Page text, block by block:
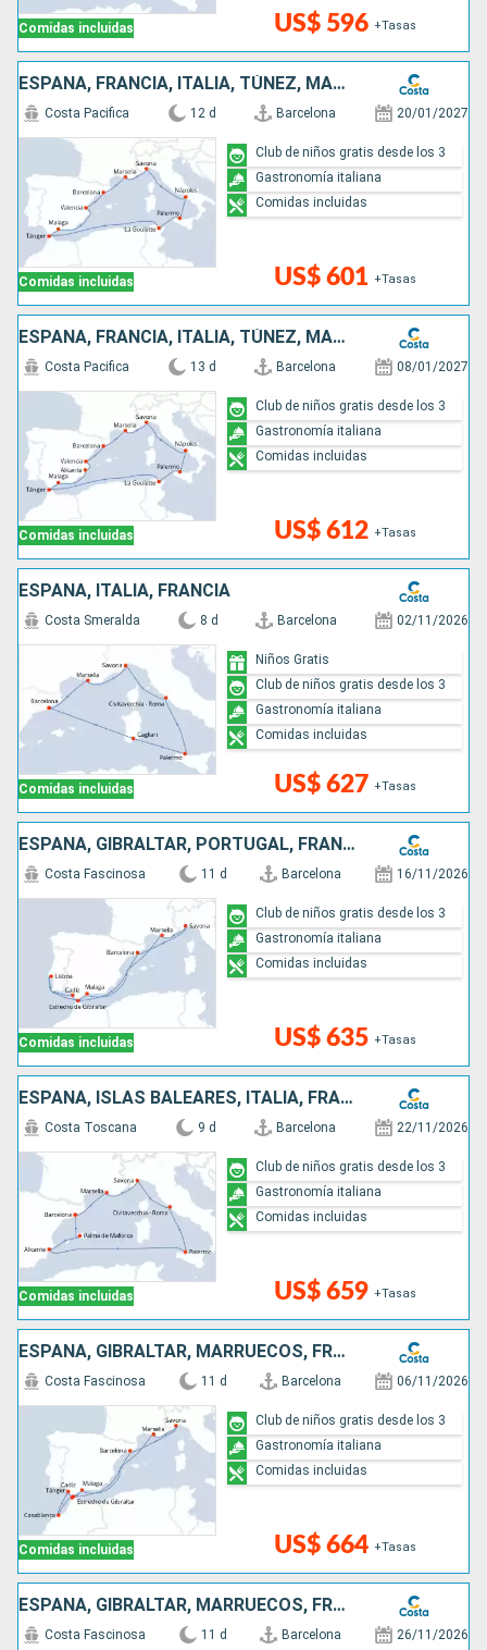
Comidas incluidas US$ 596 +Tasas
ESPAÑA, FRANCIA, ITALIA, TÚNEZ, MARRUECOS
Comidas incluidas
Costa Pacifica 12 d Barcelona 20/01/2027
US$ 601 +Tasas
Club de niños gratis desde los 3
Gastronomía italiana
Comidas incluidas
ESPAÑA, FRANCIA, ITALIA, TÚNEZ, MARRUECOS
Comidas incluidas
Costa Pacifica 13 d Barcelona 08/01/2027
US$ 612 +Tasas
Club de niños gratis desde los 3
Gastronomía italiana
Comidas incluidas
ESPAÑA, ITALIA, FRANCIA
Comidas incluidas
Costa Smeralda 8 d Barcelona 02/11/2026
US$ 627 +Tasas
Niños Gratis
Club de niños gratis desde los 3
Gastronomía italiana
Comidas incluidas
ESPAÑA, GIBRALTAR, PORTUGAL, FRANCIA, ITALIA
Comidas incluidas
Costa Fascinosa 11 d Barcelona 16/11/2026
US$ 635 +Tasas
Club de niños gratis desde los 3
Gastronomía italiana
Comidas incluidas
ESPAÑA, ISLAS BALEARES, ITALIA, FRANCIA
Comidas incluidas
Costa Toscana 9 d Barcelona 22/11/2026
US$ 659 +Tasas
Club de niños gratis desde los 3
Gastronomía italiana
Comidas incluidas
ESPAÑA, GIBRALTAR, MARRUECOS, FRANCIA, ITALIA
Comidas incluidas
Costa Fascinosa 11 d Barcelona 06/11/2026
US$ 664 +Tasas
Club de niños gratis desde los 3
Gastronomía italiana
Comidas incluidas
ESPAÑA, GIBRALTAR, MARRUECOS, FRANCIA, ITALIA
Costa Fascinosa 11 d Barcelona 26/11/2026